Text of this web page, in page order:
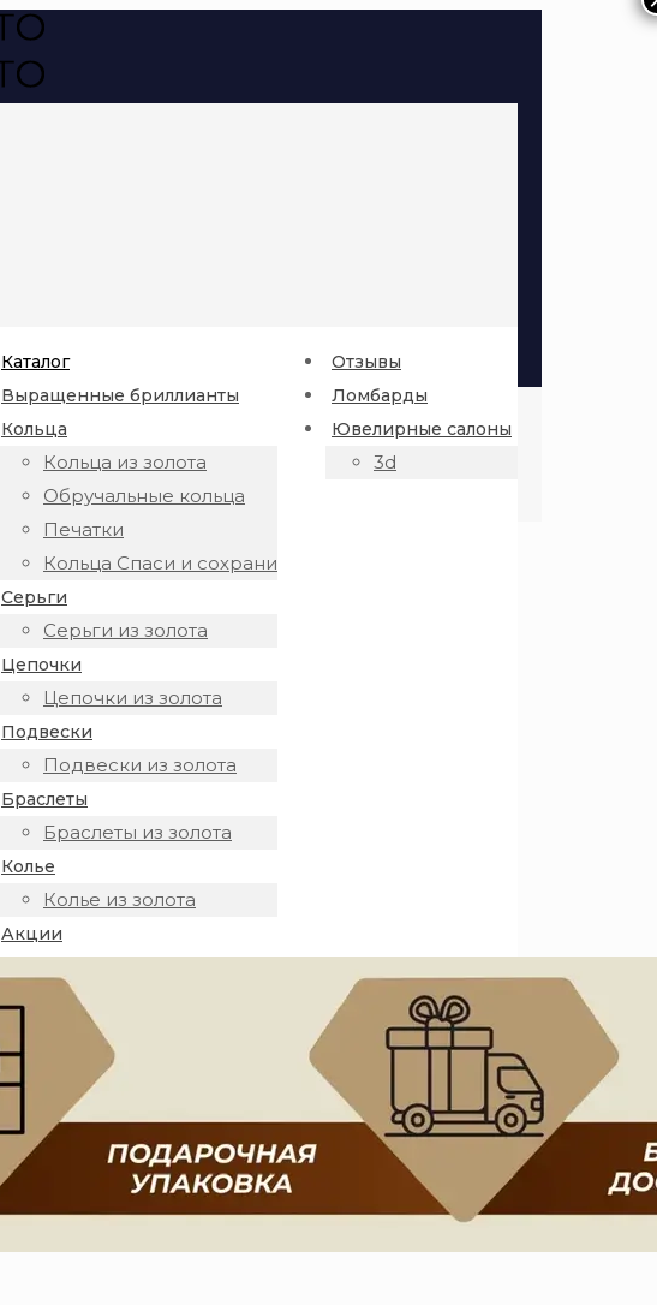
Каталог
Выращенные бриллианты
Кольца
Кольца из золота
Обручальные кольца
Печатки
Кольца Спаси и сохрани
Серьги
Серьги из золота
Цепочки
Цепочки из золота
Подвески
Подвески из золота
Браслеты
Браслеты из золота
Колье
Колье из золота
Акции
Отзывы
Ломбарды
Ювелирные салоны
3d